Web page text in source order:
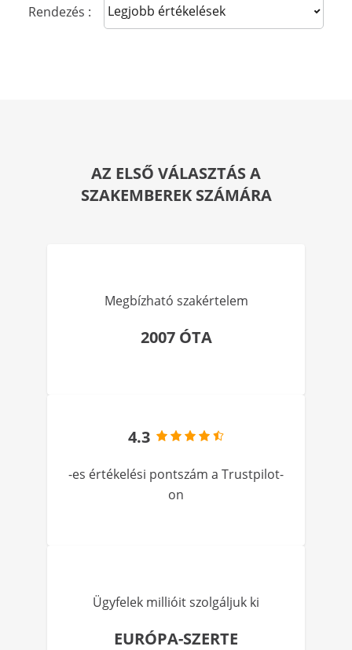
Rendezés : Sort reviews
AZ ELSŐ VÁLASZTÁS A
SZAKEMBEREK SZÁMÁRA
Megbízható szakértelem
2007 ÓTA
4.3
-es értékelési pontszám a Trustpilot-
on
Ügyfelek millióit szolgáljuk ki
EURÓPA-SZERTE